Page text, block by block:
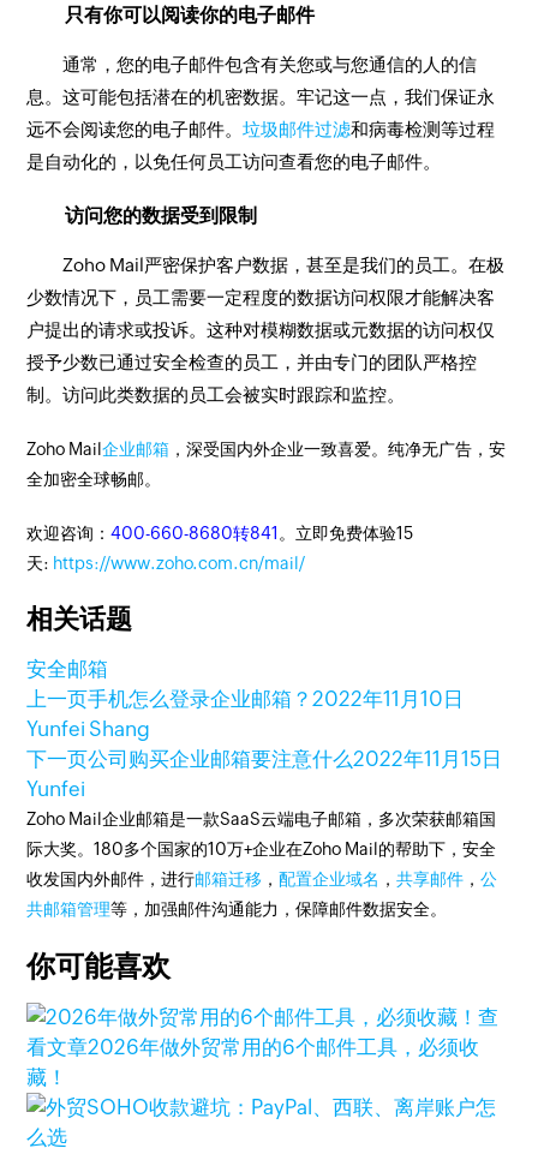
只有你可以阅读你的电子邮件
通常，您的电子邮件包含有关您或与您通信的人的信
息。这可能包括潜在的机密数据。牢记这一点，我们保证永
远不会阅读您的电子邮件。垃圾邮件过滤和病毒检测等过程
是自动化的，以免任何员工访问查看您的电子邮件。
访问您的数据受到限制
Zoho Mail严密保护客户数据，甚至是我们的员工。在极
少数情况下，员工需要一定程度的数据访问权限才能解决客
户提出的请求或投诉。这种对模糊数据或元数据的访问权仅
授予少数已通过安全检查的员工，并由专门的团队严格控
制。访问此类数据的员工会被实时跟踪和监控。
Zoho Mail企业邮箱 ，深受国内外企业一致喜爱。纯净无广告，安
全加密全球畅邮。
欢迎咨询：400-660-8680转841 。立即免费体验15
天: https://www.zoho.com.cn/mail/
相关话题
安全邮箱
上一页手机怎么登录企业邮箱？2022年11月10日
Yunfei Shang
下一页公司购买企业邮箱要注意什么2022年11月15日
Yunfei
Zoho Mail企业邮箱是一款SaaS云端电子邮箱，多次荣获邮箱国
际大奖。180多个国家的10万+企业在Zoho Mail的帮助下，安全
收发国内外邮件，进行邮箱迁移 ，配置企业域名 ，共享邮件 ，公
共邮箱管理等，加强邮件沟通能力，保障邮件数据安全。
你可能喜欢
查
看文章2026年做外贸常用的6个邮件工具，必须收
藏！